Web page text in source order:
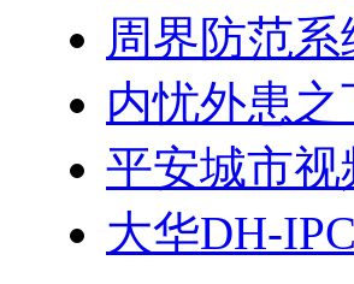
周界防范
内忧外患
平安城市
大华DH-